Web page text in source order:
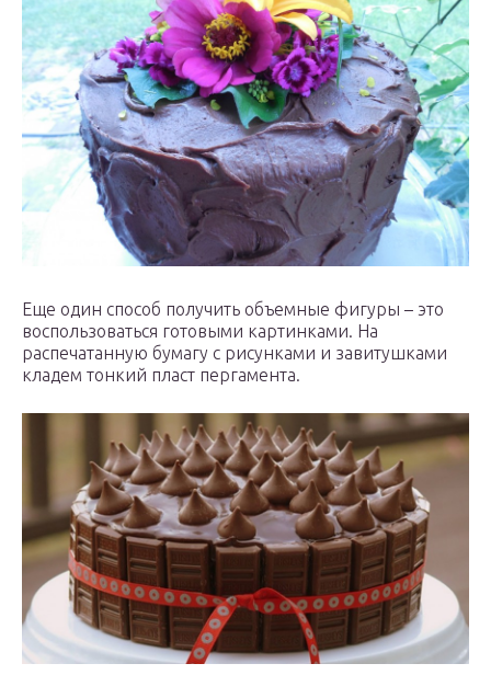
Еще один способ получить объемные фигуры – это
воспользоваться готовыми картинками. На
распечатанную бумагу с рисунками и завитушками
кладем тонкий пласт пергамента.